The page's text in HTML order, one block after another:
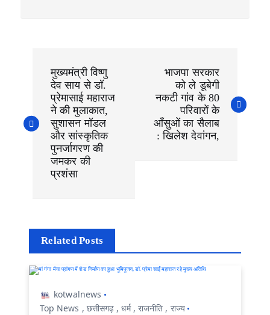
v
मुख्यमंत्री विष्णु
देव साय से डॉ.
प्रेमासाई महाराज
ने की मुलाकात,
सुशासन मॉडल
और सांस्कृतिक
पुनर्जागरण की
जमकर की
प्रशंसा
भाजपा सरकार
को ले डूबेगी
नकटी गांव के 80
परिवारों के
आँसुओं का सैलाब
: खिलेश देवांगन,
Related Posts
kotwalnews
Top News , छत्तीसगढ़ ,धर्म, राजनीति , राज्य